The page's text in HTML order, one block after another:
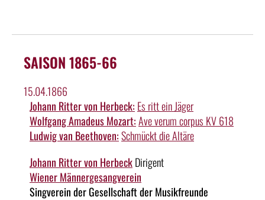
SAISON 1865-66
15.04.1866
Johann Ritter von Herbeck: Es ritt ein Jäger
Wolfgang Amadeus Mozart:Ave verum corpus KV 618
Ludwig van Beethoven:Schmückt die Altäre
Johann Ritter von HerbeckDirigent
Wiener Männergesangverein
Singverein der Gesellschaft der Musikfreunde